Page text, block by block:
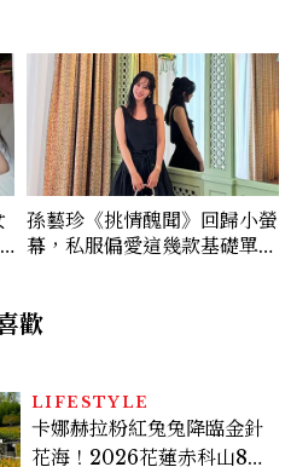
孫藝珍《挑情醜聞》回歸小螢
幕，私服偏愛這幾款基礎單
歡
LIFESTYLE
卡娜赫拉粉紅兔兔降臨金針
花海！2026花蓮赤科山8月